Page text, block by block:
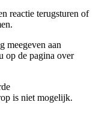
reactie terugsturen of
meegeven aan
op de pagina over
is niet mogelijk.